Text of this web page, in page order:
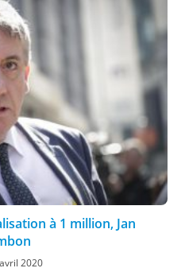
à 1 million, Jan
2020